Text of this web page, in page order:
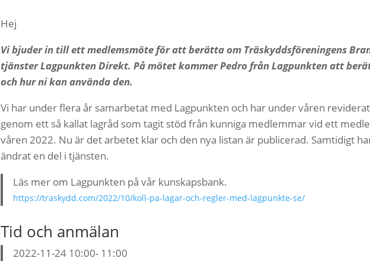
Hej
Vi bjuder in till ett medlemsmöte för att berätta om Träskyddsföreningens
tjänster Lagpunkten Direkt. På mötet kommer Pedro från Lagpunkten att
och hur ni kan använda den.
Vi har under flera år samarbetat med Lagpunkten och har under våren
genom ett så kallat lagråd som tagit stöd från kunniga medlemmar vid ett
våren 2022. Nu är det arbetet klar och den nya listan är publicerad. Samtidigt
ändrat en del i tjänsten.
Läs mer om Lagpunkten på vår kunskapsbank.
https://traskydd.com/2022/10/koll-pa-lagar-och-regler-med-lagpunkte-se/
Tid och anmälan
2022-11-24 10:00- 11:00